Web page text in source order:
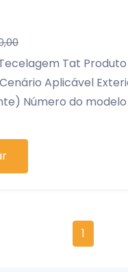
Tat
Aplicável
Número do
Nome da marca
1